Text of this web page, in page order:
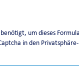
um dieses
in den